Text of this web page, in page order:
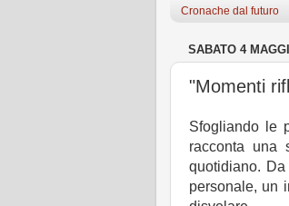
Cronache dal futuro
SABATO 4
"Momenti
Sfogliando le
racconta una
quotidiano.
personale, un